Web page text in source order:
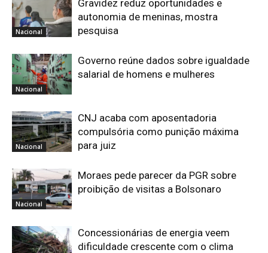
Nacional
Gravidez reduz oportunidades e
autonomia de meninas, mostra
pesquisa
Nacional
Governo reúne dados sobre igualdade
salarial de homens e mulheres
Nacional
CNJ acaba com aposentadoria
compulsória como punição máxima
para juiz
Nacional
Moraes pede parecer da PGR sobre
proibição de visitas a Bolsonaro
Concessionárias de energia veem
dificuldade crescente com o clima